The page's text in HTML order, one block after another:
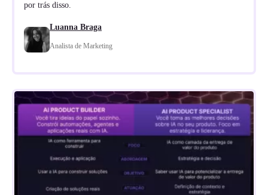
por trás disso.
Luanna Braga
Analista de Marketing